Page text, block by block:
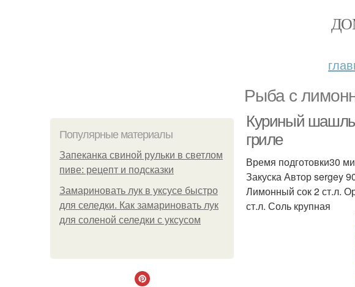
Рыба с
Популярные материалы
Запеканка свиной рульки в светлом
пиве: рецепт и подсказки
Замариновать лук в уксусе быстро
для селедки. Как замариновать лук
для соленой селедки с уксусом
Куриный
гриле
Время подготовки30
Закуска Автор sergey
Лимонный сок 2 ст.л.
ст.л. Соль крупная